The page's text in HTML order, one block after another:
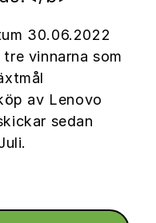
30.06.2022
vinnarna som
av Lenovo
sedan